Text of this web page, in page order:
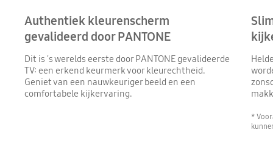
Authentiek kleurenscherm
gevalideerd door PANTONE
Dit is 's werelds eerste door PANTONE gevalideerde
TV: een erkend keurmerk voor kleurechtheid.
Geniet van een nauwkeuriger beeld en een
comfortabele kijkervaring.
*